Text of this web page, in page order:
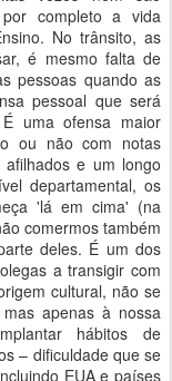
completo a vida
No trânsito, as
é mesmo falta de
pessoas quando as
pessoal que será
uma ofensa maior
ou não com notas
e um longo
departamental, os
'lá em cima' (na
comermos também
deles. É um dos
a transigir com
cultural, não se
apenas à nossa
hábitos de
– dificuldade que se
EUA e países